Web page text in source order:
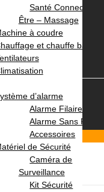
Santé Connectée –
Être – Massage
à coudre
et chauffe bain
d’alarme
Alarme Filaire
Alarme Sans Fil
Accessoires
de Sécurité
Caméra de
Surveillance
Kit Sécurité